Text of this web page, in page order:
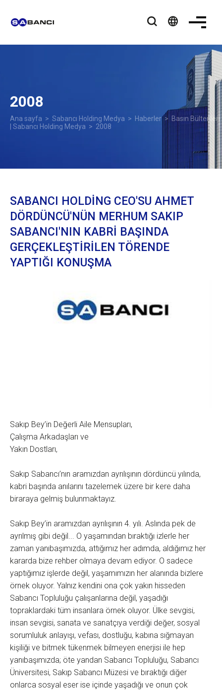
language
2008
Ana sayfa > Sabancı Holding Medya > Haberler> Basın Bültenleri
| Sabancı Holding Medya > 2008
SABANCI HOLDİNG CEO'SU AHMET
DÖRDÜNCÜ'NÜN MERHUM SAKIP
SABANCI'NIN KABRİ BAŞINDA
GERÇEKLEŞTİRİLEN TÖRENDE
YAPTIĞI KONUŞMA
Sakıp Bey’in Değerli Aile Mensupları,
Çalışma Arkadaşları ve
Yakın Dostları,
Sakıp Sabancı’nın aramızdan ayrılışının dördüncü yılında,
kabri başında anılarını tazelemek üzere bir kere daha
biraraya gelmiş bulunmaktayız.
Sakıp Bey’in aramızdan ayrılışının 4. yılı. Aslında pek de
ayrılmış gibi değil... O yaşamından bıraktığı izlerle her
zaman yanıbaşımızda, attığımız her adımda, aldığımız her
kararda bize rehber olmaya devam ediyor. O sadece
yaptığımız işlerde değil, yaşamımızın her alanında bizlere
örnek oluyor. Yalnız kendini ona çok yakın hisseden
Sabancı Topluluğu çalışanlarına değil, yaşadığı
topraklardaki tüm insanlara örnek oluyor. Ülke sevgisi,
insan sevgisi, sanata ve sanatçıya verdiği değer, sosyal
sorumluluk anlayışı, vefası, dostluğu, kabına sığmayan
kişiliği ve bitmek tükenmek bilmeyen enerjisi ile hep
yanıbaşımızda; öte yandan Sabancı Topluluğu, Sabancı
Üniversitesi, Sakıp Sabancı Müzesi ve bıraktığı diğer
onlarca sosyal eser ise içinde yaşadığı ve onun çok